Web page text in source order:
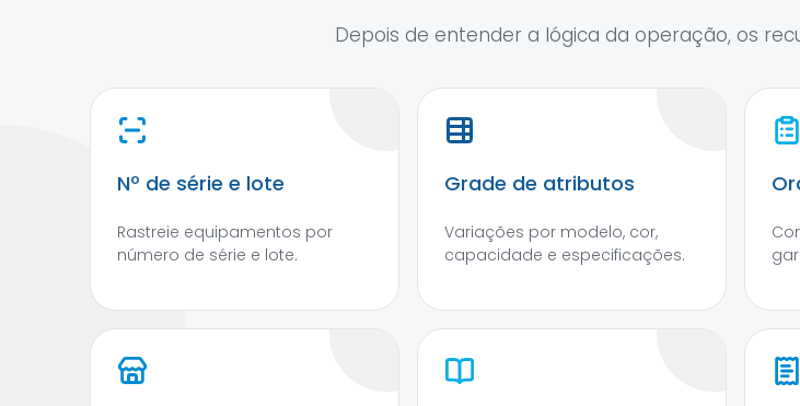
Depois de entender a lógica da operação, os
Nº de série e lote
Rastreie equipamentos por
número de série e lote.
Grade de atributos
Variações por modelo, cor,
capacidade e especificações.